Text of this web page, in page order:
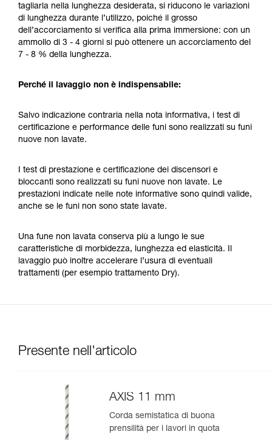
tagliarla nella lunghezza desiderata, si riducono le variazioni
di lunghezza durante l’utilizzo, poiché il grosso
dell’accorciamento si verifica alla prima immersione: con un
ammollo di 3 - 4 giorni si può ottenere un accorciamento del
7 - 8 % della lunghezza.
Perché il lavaggio non è indispensabile:
Salvo indicazione contraria nella nota informativa, i test di
certificazione e performance delle funi sono realizzati su funi
nuove non lavate.
I test di prestazione e certificazione dei discensori e
bloccanti sono realizzati su funi nuove non lavate. Le
prestazioni indicate nelle note informative sono quindi valide,
anche se le funi non sono state lavate.
Una fune non lavata conserva più a lungo le sue
caratteristiche di morbidezza, lunghezza ed elasticità. Il
lavaggio può inoltre accelerare l’usura di eventuali
trattamenti (per esempio trattamento Dry).
Presente nell'articolo
AXIS 11 mm
Corda semistatica di buona
prensilità per i lavori in quota